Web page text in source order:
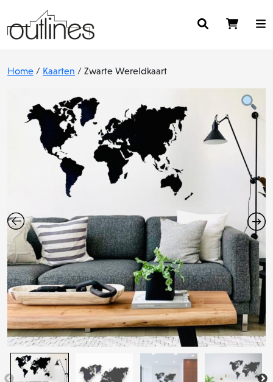
Home / Kaarten / Zwarte Wereldkaart